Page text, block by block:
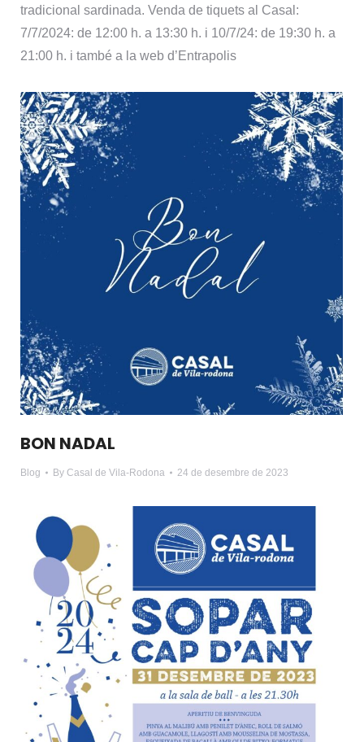
tradicional sardinada. Venda de tiquets al Casal:
7/7/2024: de 12:00 h. a 13:30 h. i 10/7/24: de 19:30 h. a
21:00 h. i també a la web d’Entrapolis
BON NADAL
Blog By Casal de Vila-Rodona 24 de desembre de 2023